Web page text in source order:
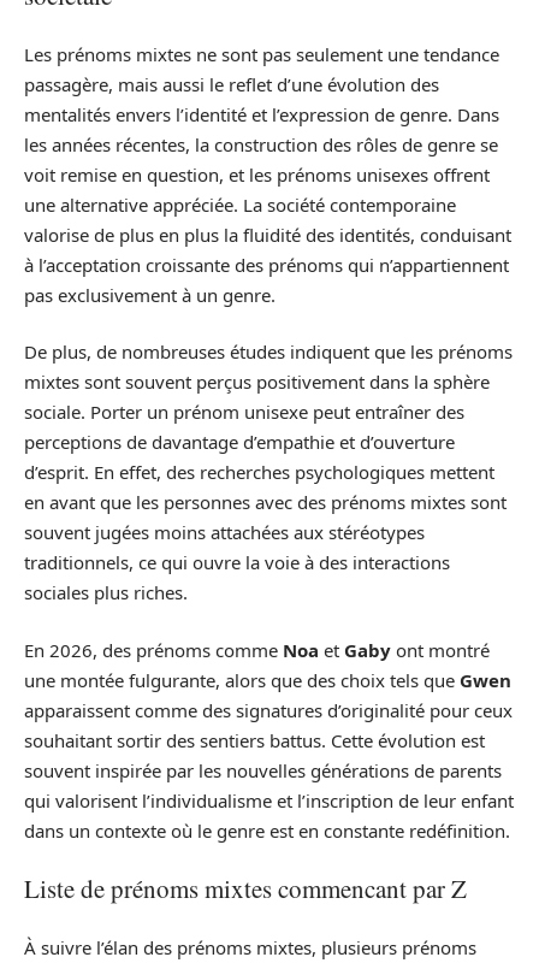
Les prénoms mixtes ne sont pas seulement une tendance
passagère, mais aussi le reflet d’une évolution des
mentalités envers l’identité et l’expression de genre. Dans
les années récentes, la construction des rôles de genre se
voit remise en question, et les prénoms unisexes offrent
une alternative appréciée. La société contemporaine
valorise de plus en plus la fluidité des identités, conduisant
à l’acceptation croissante des prénoms qui n’appartiennent
pas exclusivement à un genre.
De plus, de nombreuses études indiquent que les prénoms
mixtes sont souvent perçus positivement dans la sphère
sociale. Porter un prénom unisexe peut entraîner des
perceptions de davantage d’empathie et d’ouverture
d’esprit. En effet, des recherches psychologiques mettent
en avant que les personnes avec des prénoms mixtes sont
souvent jugées moins attachées aux stéréotypes
traditionnels, ce qui ouvre la voie à des interactions
sociales plus riches.
En 2026, des prénoms comme Noa et Gaby ont montré
une montée fulgurante, alors que des choix tels que Gwen
apparaissent comme des signatures d’originalité pour ceux
souhaitant sortir des sentiers battus. Cette évolution est
souvent inspirée par les nouvelles générations de parents
qui valorisent l’individualisme et l’inscription de leur enfant
dans un contexte où le genre est en constante redéfinition.
Liste de prénoms mixtes commencant par Z
À suivre l’élan des prénoms mixtes, plusieurs prénoms